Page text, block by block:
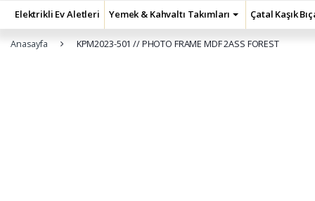
Elektrikli Ev Aletleri Yemek & Kahvaltı Takımları Çatal Kaşık
Anasayfa KPM2023-501 // PHOTO FRAME MDF 2ASS FOREST